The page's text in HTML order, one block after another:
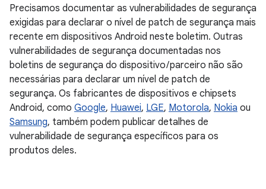
Precisamos documentar as vulnerabilidades de segurança
exigidas para declarar o nível de patch de segurança mais
recente em dispositivos Android neste boletim. Outras
vulnerabilidades de segurança documentadas nos
boletins de segurança do dispositivo / parceiro não são
necessárias para declarar um nível de patch de
segurança. Os fabricantes de dispositivos e chipsets
Android, como Google, Huawei, LGE, Motorola, Nokia ou
Samsung, também podem publicar detalhes de
vulnerabilidade de segurança específicos para os
produtos deles.